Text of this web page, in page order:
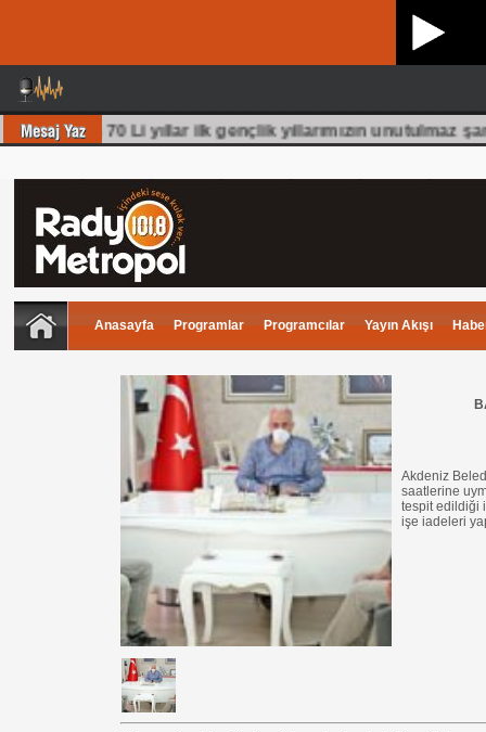
olmuş 70 Li yıllar ilk gençlik yıllarımızın unutulmaz
Anasayfa Programlar Programcılar Yayın Akışı
Akdeniz
saatlerine
tespit edildiği
işe iadeleri